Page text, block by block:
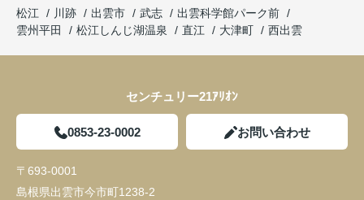
松江
川跡 出雲市 武志
出雲科学館パーク前
雲州平田
松江しんじ湖温泉 直江 大津町 西出雲
センチュリー21ｱﾘｵﾝ
0853-23-0002 お問い合わせ
〒693-0001
島根県出雲市今市町1238-2